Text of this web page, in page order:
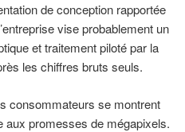
de conception rapportée
vise probablement un
et traitement piloté par la
les chiffres bruts seuls.
consommateurs se montrent
aux promesses de mégapixels.